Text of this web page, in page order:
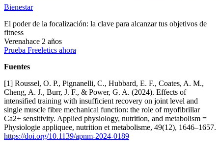
Bienestar
El poder de la focalización: la clave para alcanzar tus objetivos de
fitness
Verenahace 2 años
Prueba Freeletics ahora
Fuentes
[1] Roussel, O. P., Pignanelli, C., Hubbard, E. F., Coates, A. M.,
Cheng, A. J., Burr, J. F., & Power, G. A. (2024). Effects of
intensified training with insufficient recovery on joint level and
single muscle fibre mechanical function: the role of myofibrillar
Ca2+ sensitivity. Applied physiology, nutrition, and metabolism =
Physiologie appliquee, nutrition et metabolisme, 49(12), 1646–1657.
https://doi.org/10.1139/apnm-2024-0189